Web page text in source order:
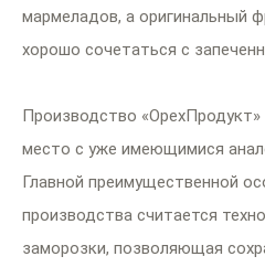
мармеладов, а оригинальный
хорошо сочетаться с
Производство
место с уже имеющимися
Главной преимущественной
производства считается
заморозки, позволяющая